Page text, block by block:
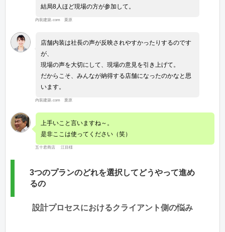
結局8人ほど現場の方が参加して。
内装建築.com 栗原
店舗内装は社長の声が反映されやすかったりするのです
が、
現場の声を大切にして、現場の意見を引き上げて。
だからこそ、みんなが納得する店舗になったのかなと思
います。
内装建築.com 栗原
上手いこと言いますね～。
是非ここは使ってください（笑）
五十君商店 江目様
3つのプランのどれを選択してどうやって進め
るの
設計プロセスにおけるクライアント側の悩み